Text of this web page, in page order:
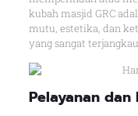
kubah masjid GRC
mutu, estetika, dan
yang sangat
Pelayanan